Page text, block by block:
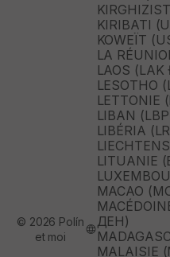
KIRIBATI
KOWEÏT
LA
LAOS (LAK
LESOTHO
LETTONIE
LIBÉRIA
LITUANIE
MACAO
ДЕН)
MALAISIE
© 2026 Polín
et moi